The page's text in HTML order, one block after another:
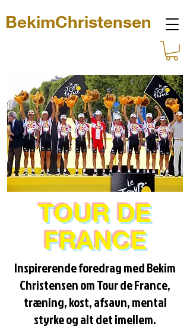
BekimChristensen
TOUR DE
FRANCE
Inspirerende foredrag med Bekim
Christensen om Tour de France,
træning, kost, afsavn, mental
styrke og alt det imellem.